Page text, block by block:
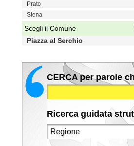
Prato
Siena
Scegli il Comune
Piazza al Serchio
CERCA per parole
Ricerca guidata